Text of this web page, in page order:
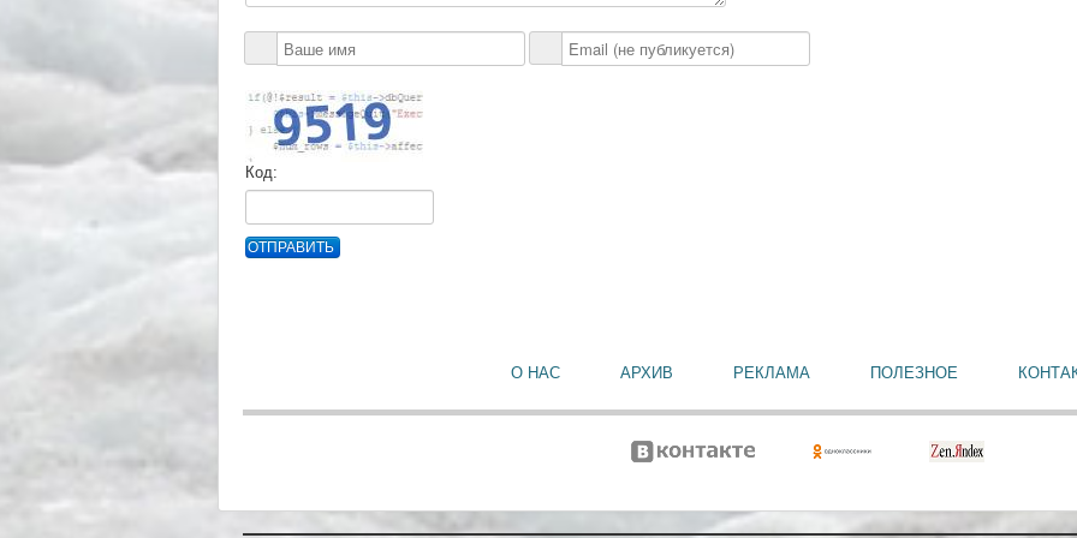
Код:
ОТПРАВИТЬ
О НАС АРХИВ РЕКЛАМА ПОЛЕЗНОЕ